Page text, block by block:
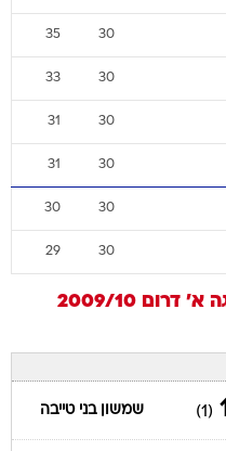
30
35
30
33
30
31
30
31
30
30
30
29
א' דרום 2009/10
(1) שמשון בני טייבה